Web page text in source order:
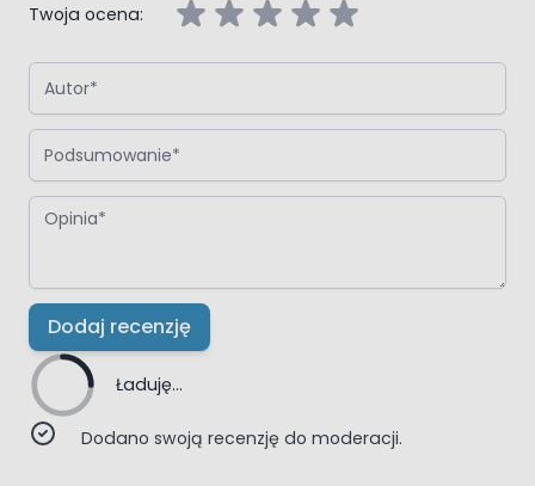
Twoja ocena:
Autor
Podsumowanie
Opinia
Dodaj recenzję
Ładuję...
Dodano swoją recenzję do moderacji.